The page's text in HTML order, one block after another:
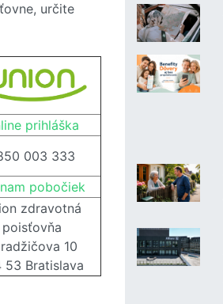
určite
prihláška
003 333
pobočiek
zdravotná
poisťovňa
10
53 Bratislava